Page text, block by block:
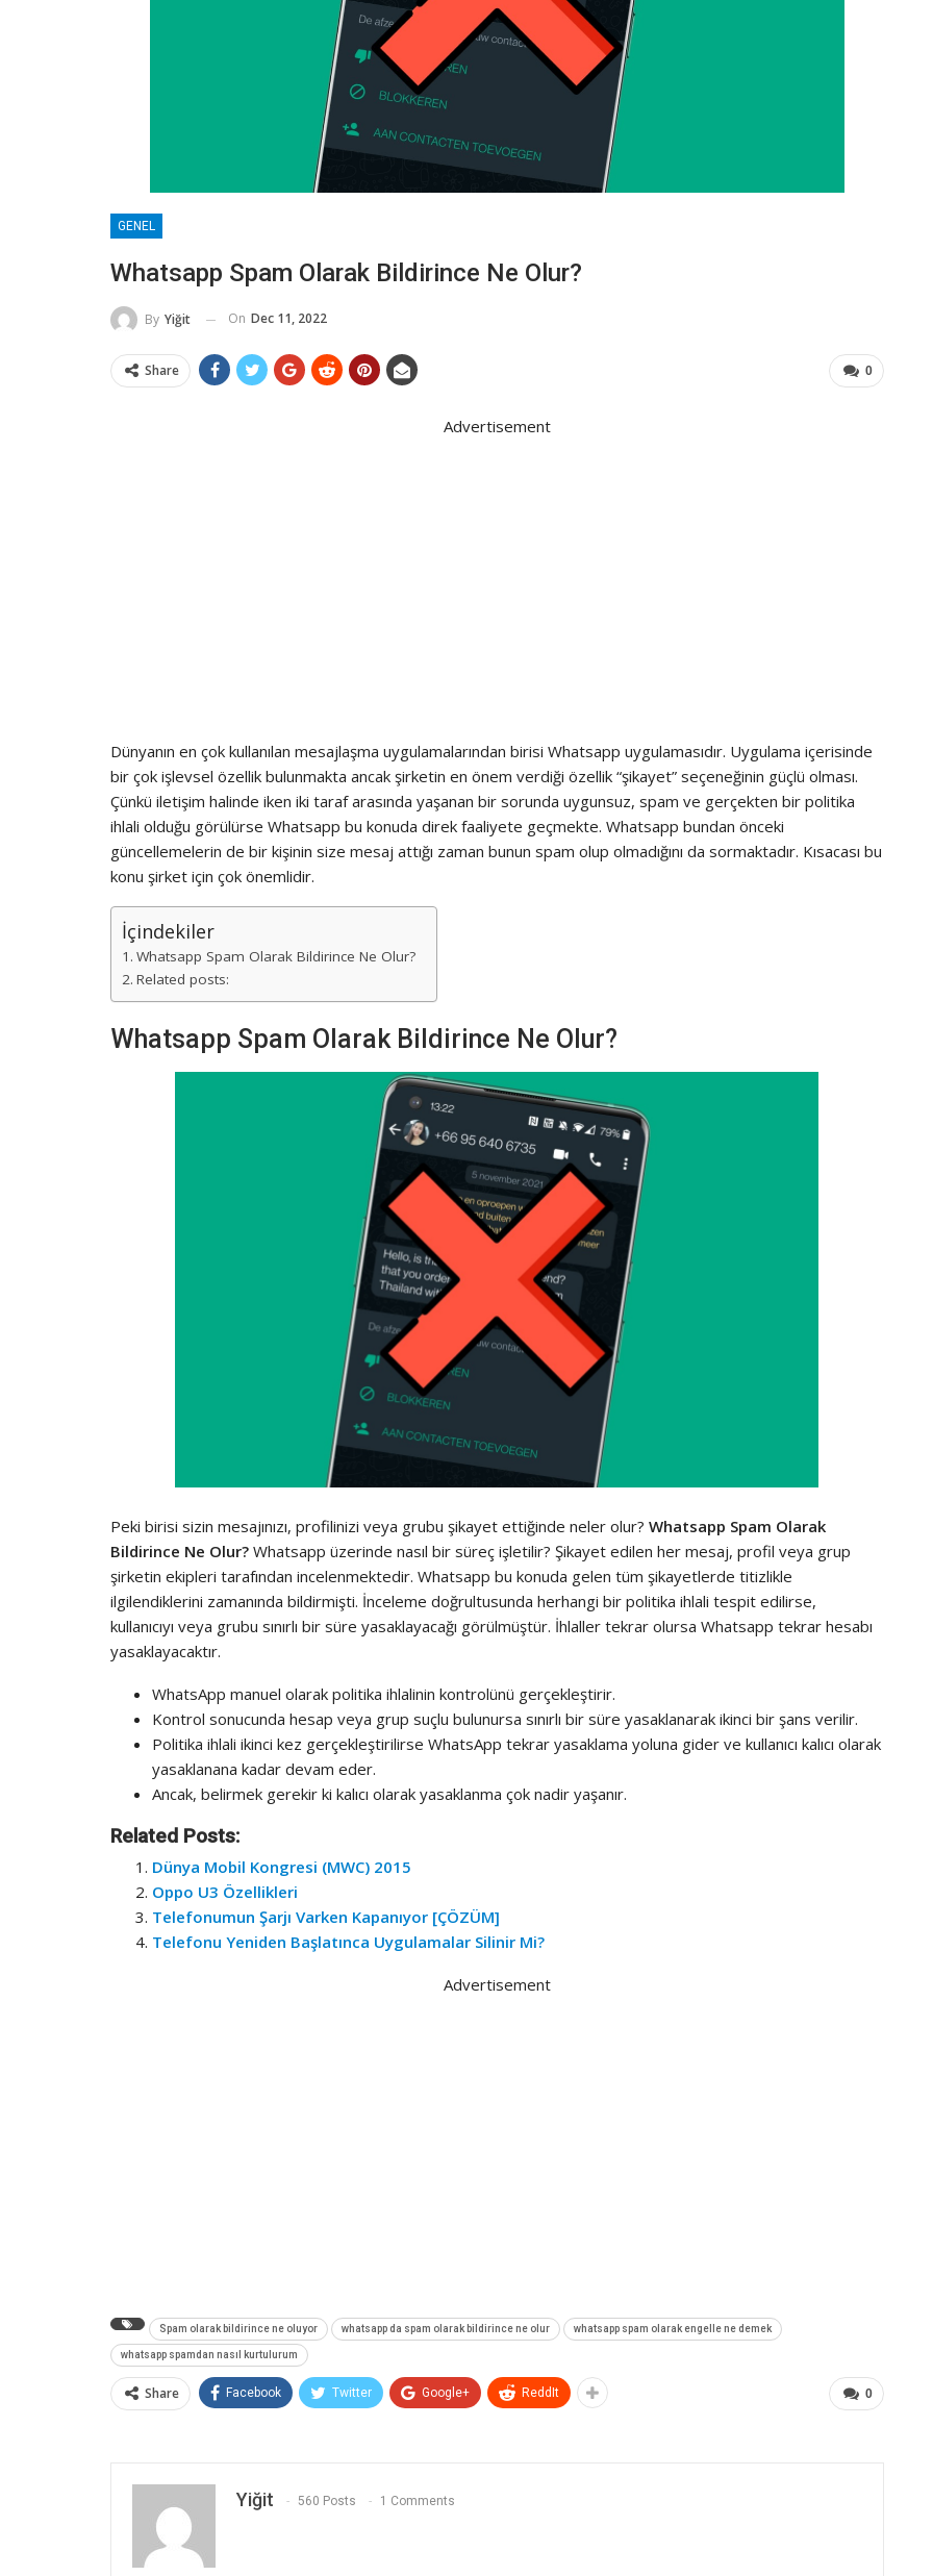
GENEL
Whatsapp Spam Olarak Bildirince Ne Olur?
By Yiğit On Dec 11, 2022
0
Share
Advertisement
Dünyanın en çok kullanılan mesajlaşma uygulamalarından birisi Whatsapp uygulamasıdır. Uygulama içerisinde
bir çok işlevsel özellik bulunmakta ancak şirketin en önem verdiği özellik “şikayet” seçeneğinin güçlü olması.
Çünkü iletişim halinde iken iki taraf arasında yaşanan bir sorunda uygunsuz, spam ve gerçekten bir politika
ihlali olduğu görülürse Whatsapp bu konuda direk faaliyete geçmekte. Whatsapp bundan önceki
güncellemelerin de bir kişinin size mesaj attığı zaman bunun spam olup olmadığını da sormaktadır. Kısacası bu
konu şirket için çok önemlidir.
İçindekiler
Whatsapp Spam Olarak Bildirince Ne Olur?
Related posts:
Whatsapp Spam Olarak Bildirince Ne Olur?
Peki birisi sizin mesajınızı, profilinizi veya grubu şikayet ettiğinde neler olur? Whatsapp Spam Olarak
Bildirince Ne Olur? Whatsapp üzerinde nasıl bir süreç işletilir? Şikayet edilen her mesaj, profil veya grup
şirketin ekipleri tarafından incelenmektedir. Whatsapp bu konuda gelen tüm şikayetlerde titizlikle
ilgilendiklerini zamanında bildirmişti. İnceleme doğrultusunda herhangi bir politika ihlali tespit edilirse,
kullanıcıyı veya grubu sınırlı bir süre yasaklayacağı görülmüştür. İhlaller tekrar olursa Whatsapp tekrar hesabı
yasaklayacaktır.
WhatsApp manuel olarak politika ihlalinin kontrolünü gerçekleştirir.
Kontrol sonucunda hesap veya grup suçlu bulunursa sınırlı bir süre yasaklanarak ikinci bir şans verilir.
Politika ihlali ikinci kez gerçekleştirilirse WhatsApp tekrar yasaklama yoluna gider ve kullanıcı kalıcı olarak
yasaklanana kadar devam eder.
Ancak, belirmek gerekir ki kalıcı olarak yasaklanma çok nadir yaşanır.
Related Posts:
Dünya Mobil Kongresi (MWC) 2015
Oppo U3 Özellikleri
Telefonumun Şarjı Varken Kapanıyor [ÇÖZÜM]
Telefonu Yeniden Başlatınca Uygulamalar Silinir Mi?
Advertisement
Spam olarak bildirince ne oluyor whatsapp da spam olarak bildirince ne olur whatsapp spam olarak engelle ne demek
whatsapp spamdan nasıl kurtulurum
0
Share Facebook Twitter Google+ ReddIt
Yiğit 560 Posts 1 Comments